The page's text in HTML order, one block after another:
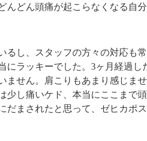
んどん頭痛が起こらなくなる自
るし、スタッフの方々の対応も
にラッキーでした。3ヶ月経過し
ません。肩こりもあまり感じま
少し痛いケド、本当にここまで
だまされたと思って、ゼヒカポ